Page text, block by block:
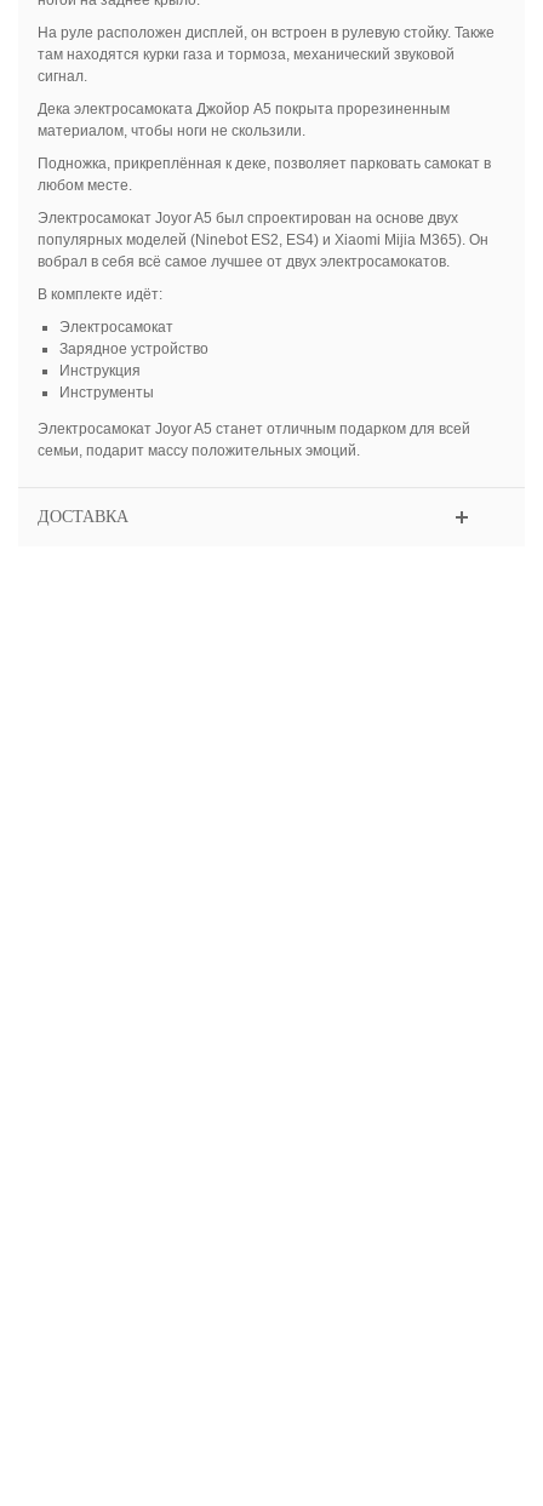
На руле расположен дисплей, он встроен в рулевую стойку. Также
там находятся курки газа и тормоза, механический звуковой
сигнал.
Дека электросамоката Джойор А5 покрыта прорезиненным
материалом, чтобы ноги не скользили.
Подножка, прикреплённая к деке, позволяет парковать самокат в
любом месте.
Электросамокат Joyor A5 был спроектирован на основе двух
популярных моделей (Ninebot ES2, ES4) и Xiaomi Mijia M365). Он
вобрал в себя всё самое лучшее от двух электросамокатов.
В комплекте идёт:
Электросамокат
Зарядное устройство
Инструкция
Инструменты
Электросамокат Joyor A5 станет отличным подарком для всей
семьи, подарит массу положительных эмоций.
ДОСТАВКА